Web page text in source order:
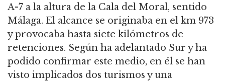
A-7 a la altura de la Cala del Moral, sentido
Málaga. El alcance se originaba en el km 973
y provocaba hasta siete kilómetros de
retenciones. Según ha adelantado Sur y ha
podido confirmar este medio, en él se han
visto implicados dos turismos y una